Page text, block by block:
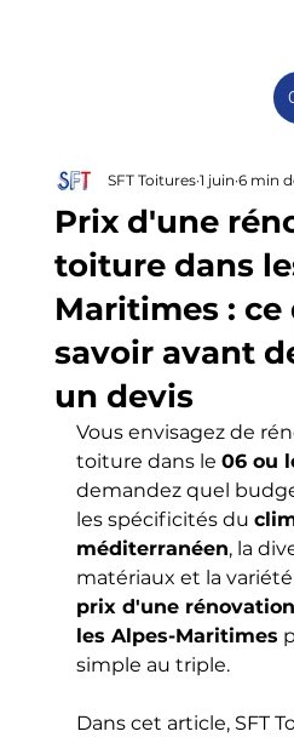
Prix d'une
toiture dans
Maritimes :
savoir avant
un devis
SFT Toitures 1 juin 6 min
Vous envisagez de
toiture dans le 06 ou
demandez quel
les spécificités du
méditerranéen, la
matériaux et la
prix d'une
les Alpes-Maritimes
simple au triple.
Dans cet article, SFT